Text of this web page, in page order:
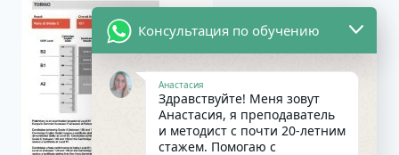
Консультация по обучению
Анастасия
Здравствуйте! Меня зовут
Анастасия, я преподаватель
и методист с почти 20-летним
стажем. Помогаю с